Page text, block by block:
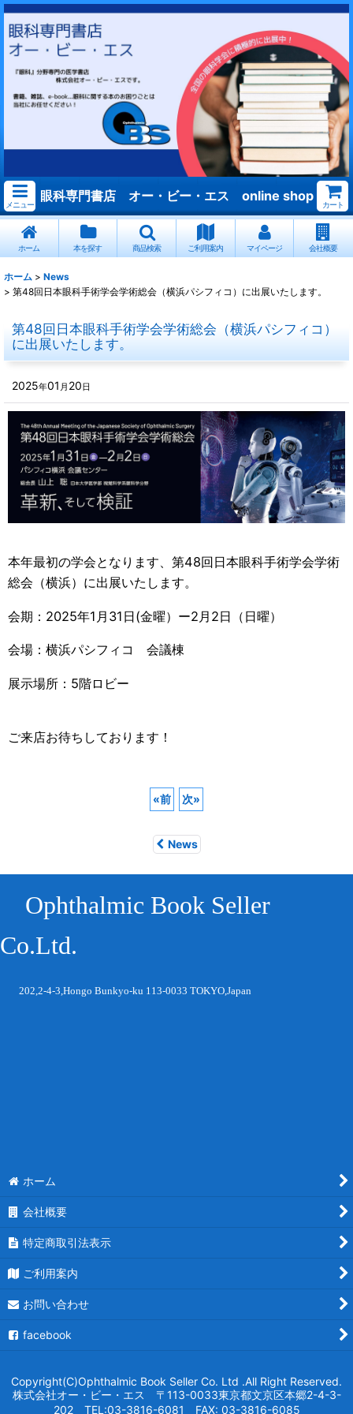
メニュー
眼科専門書店 オー・ビー・エス online shop
カート
ホーム 本を探す 商品検索 ご利用案内 マイページ 会社概要
ホーム > News
> 第48回日本眼科手術学会学術総会（横浜パシフィコ）に出展いたします。
第48回日本眼科手術学会学術総会（横浜パシフィコ）
に出展いたします。
2025年01 月 20日
本年最初の学会となります、第48回日本眼科手術学会学術
総会（横浜）に出展いたします。
会期：2025年1月31日(金曜）ー2月2日（日曜）
会場：横浜パシフィコ 会議棟
展示場所：5階ロビー
ご来店お待ちしております！
«前 次»
News
Ophthalmic Book Seller
Co.Ltd.
202,2-4-3,Hongo Bunkyo-ku 113-0033 TOKYO,Japan
ホーム
会社概要
特定商取引法表示
ご利用案内
お問い合わせ
facebook
Copyright(C)Ophthalmic Book Seller Co. Ltd .All Right Reserved.
株式会社オー・ビー・エス 〒113-0033東京都文京区本郷2-4-3-
202 TEL:03-3816-6081 FAX: 03-3816-6085